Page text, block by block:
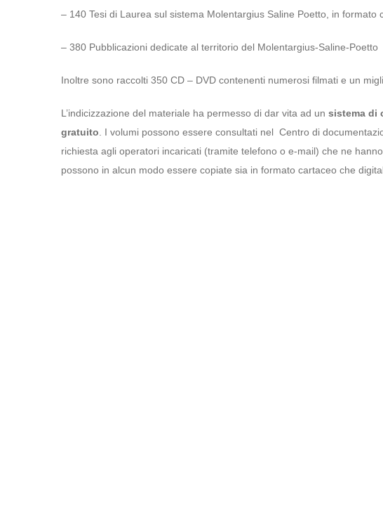
– 140 Tesi di Laurea sul sistema Molentargius Saline Poetto, in formato
– 380 Pubblicazioni dedicate al territorio del Molentargius-Saline-Poetto
Inoltre sono raccolti 350 CD – DVD contenenti numerosi filmati e un
L’indicizzazione del materiale ha permesso di dar vita ad un sistema di
gratuito . I volumi possono essere consultati nel Centro di
richiesta agli operatori incaricati (tramite telefono o e-mail) che ne
possono in alcun modo essere copiate sia in formato cartaceo che